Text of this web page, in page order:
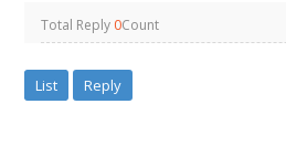
Total Reply 0Count
List Reply